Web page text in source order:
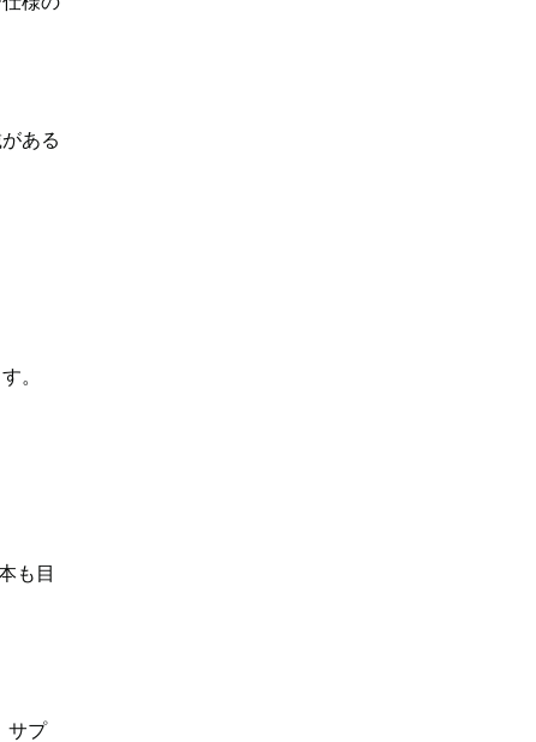
ある
。
も目
サプ